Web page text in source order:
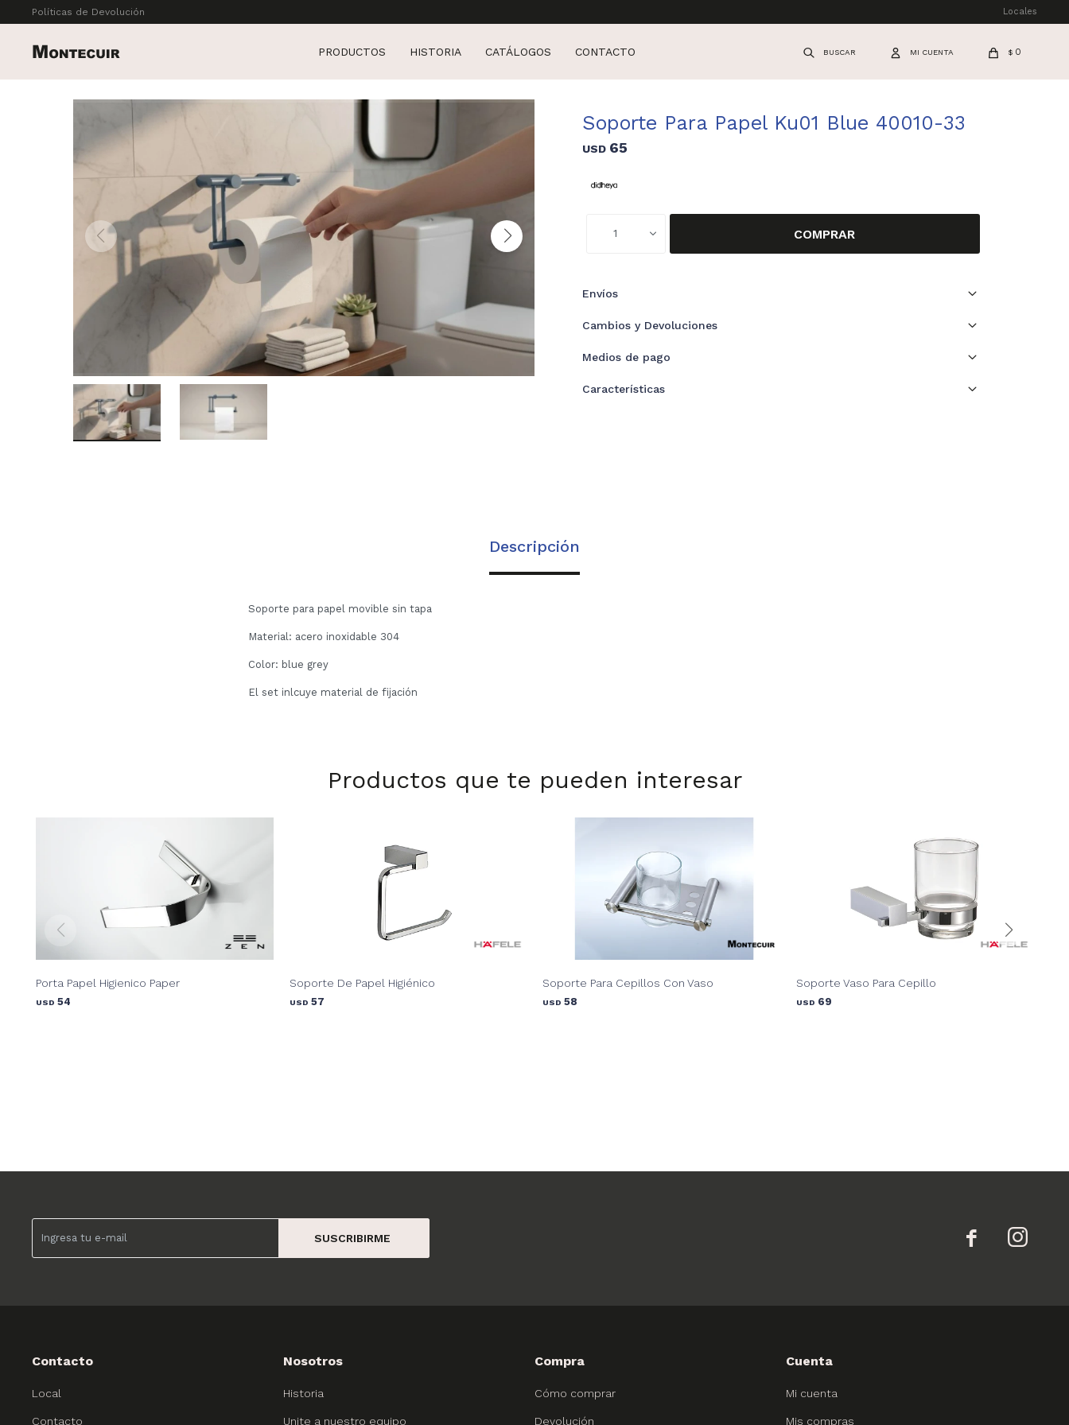
PRODUCTOS HISTORIA CATÁLOGOS CONTACTO $ 0
Políticas de Devolución Locales
Soporte Para Papel Ku01 Blue 40010-33
USD 65
1 COMPRAR
Envíos
Cambios y Devoluciones
Medios de pago
Características
Descripción
Soporte para papel movible sin tapa
Material: acero inoxidable 304
Color: blue grey
El set inlcuye material de fijación
Productos que te pueden interesar
Porta Papel Higienico Paper
USD 54
Soporte De Papel Higiénico
USD 57
Soporte Para Cepillos Con Vaso
USD 58
Soporte Vaso Para Cepillo
USD 69
SUSCRIBIRME  
Contacto
Local
Contacto
Nosotros
Historia
Unite a nuestro equipo
Compra
Cómo comprar
Devolución
Cuenta
Mi cuenta
Mis compras